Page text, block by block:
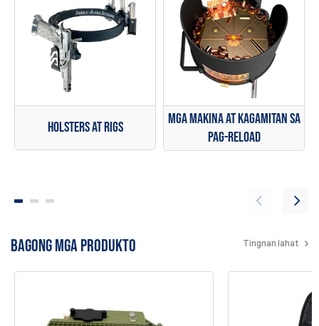
Holsters at Rigs
Mga Makina at Kagamitan sa
Pag-reload
BAGONG MGA PRODUKTO Tingnan lahat